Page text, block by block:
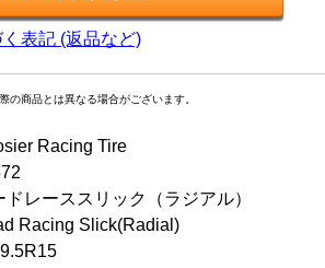
表記 (返品など)
の商品とは異なる場合がございます。
Racing Tire
ドレーススリック（ラジアル）
Racing Slick(Radial)